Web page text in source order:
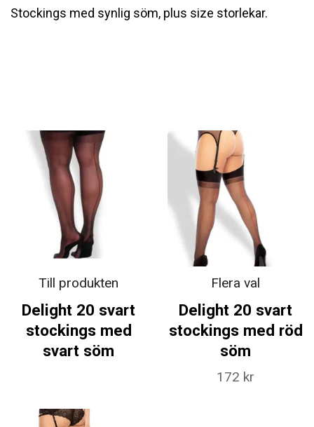
Stockings med synlig söm, plus size storlekar.
Till produkten
Delight 20 svart
stockings med
svart söm
Flera val
Delight 20 svart
stockings med röd
söm
172 kr